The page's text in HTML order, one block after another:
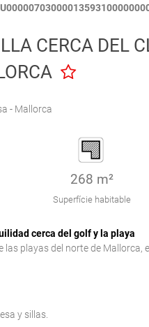
CERCA DEL
- Mallorca
268 m²
Superfície habitable
cerca del golf y la playa
playas del norte de Mallorca,
y sillas.